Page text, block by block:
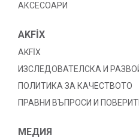
АКСЕСОАРИ
AKFİX
AKFİX
ИЗСЛЕДОВАТЕЛСКА И
ПОЛИТИКА ЗА КАЧЕСТВОТО
ПРАВНИ ВЪПРОСИ И
МЕДИЯ